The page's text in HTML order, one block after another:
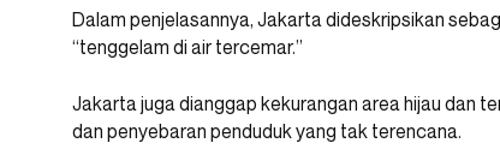
Dalam penjelasannya, Jakarta dideskripsikan
“tenggelam di air tercemar.”
Jakarta juga dianggap kekurangan area hijau dan
dan penyebaran penduduk yang tak terencana.